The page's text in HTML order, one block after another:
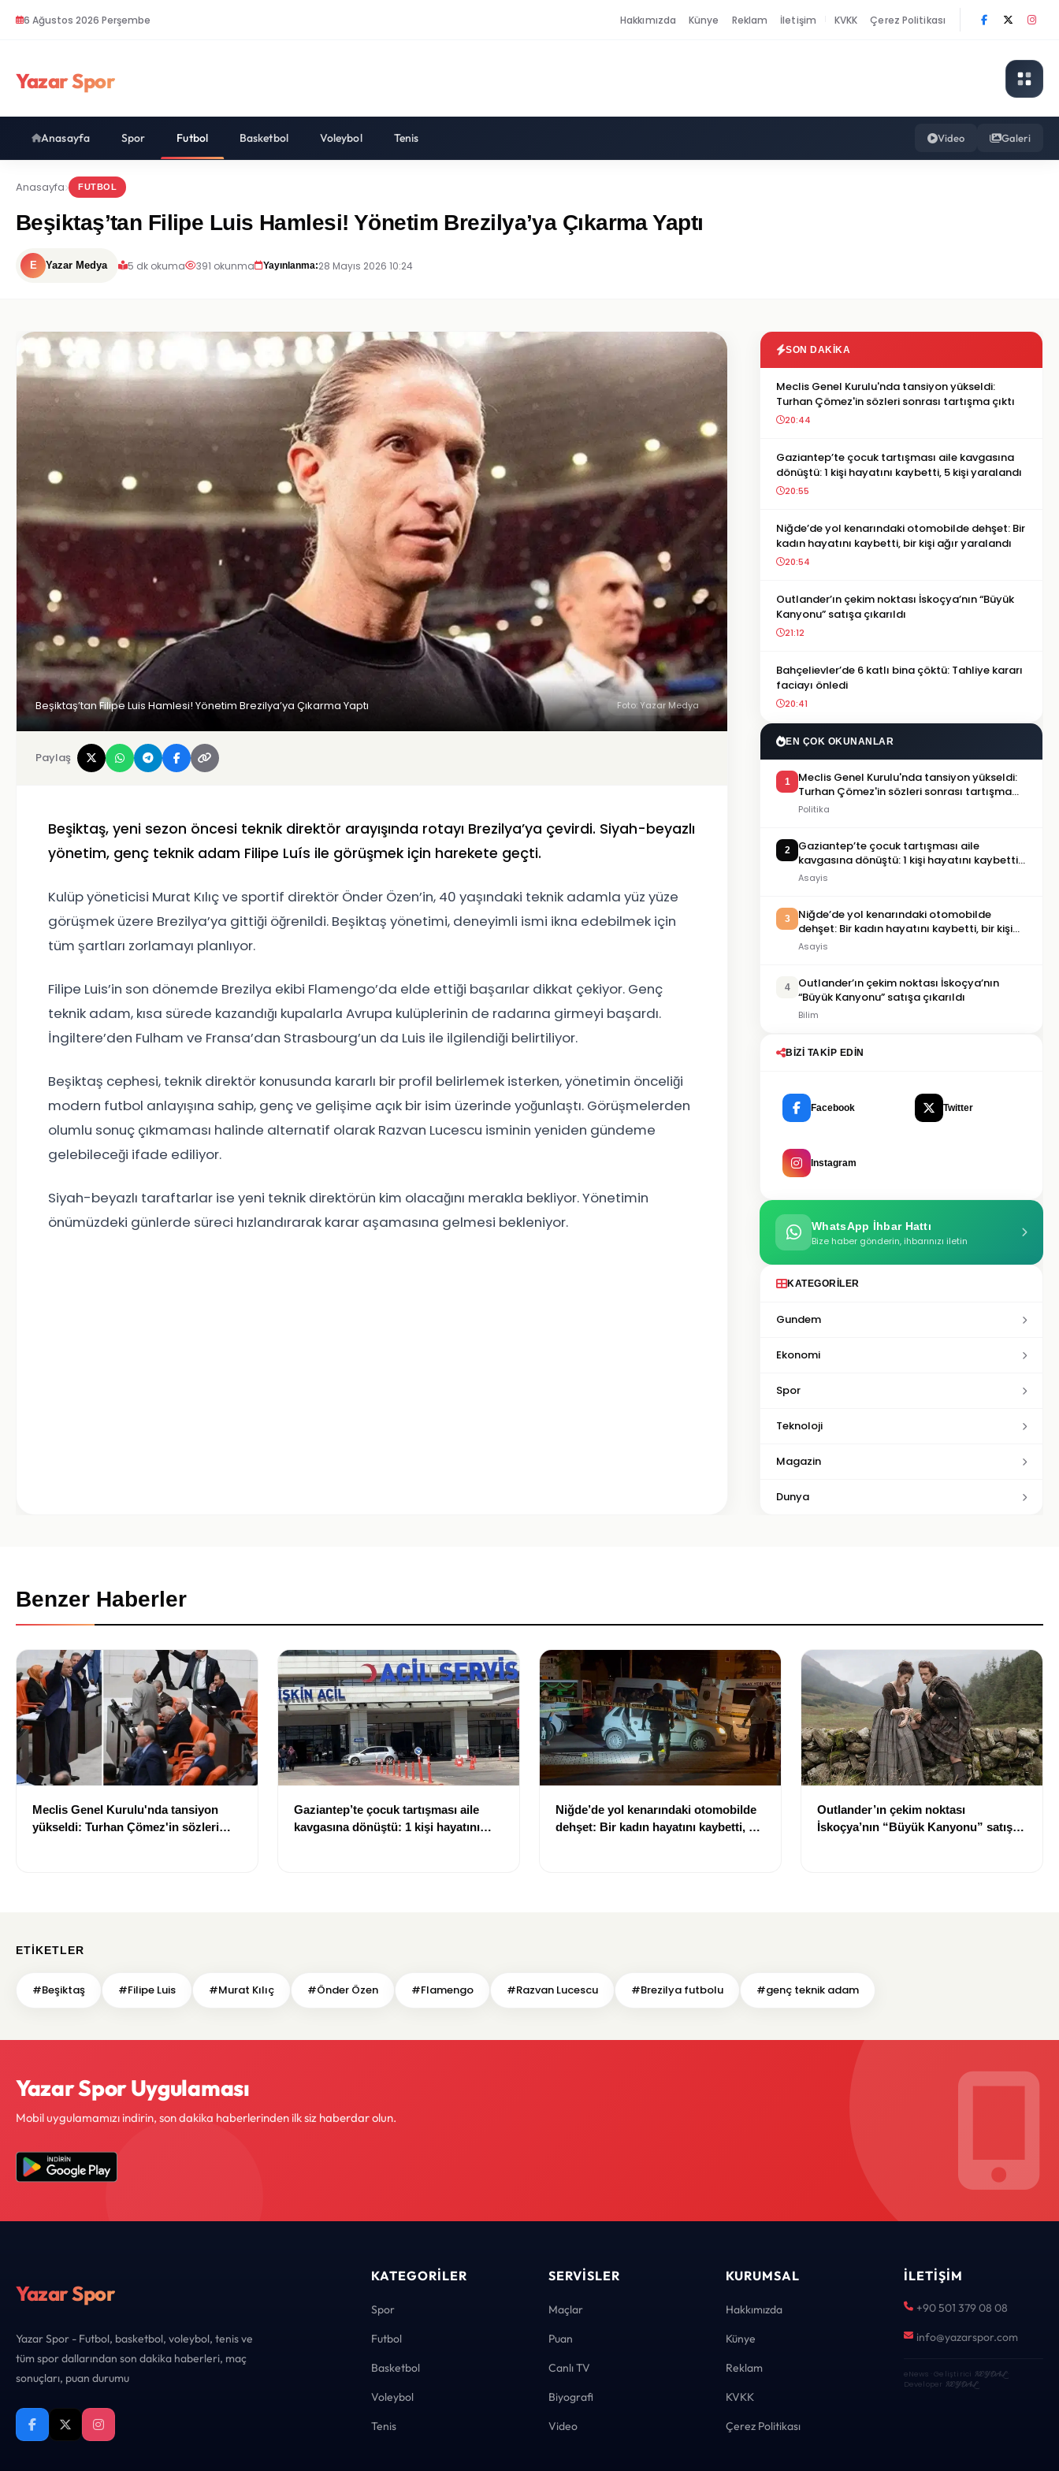
6 Ağustos 2026 Perşembe Hakkımızda Künye Reklam İletişim KVKK Çerez Politikası
Yazar Spor
Anasayfa Spor Futbol Basketbol Voleybol Tenis Video Galeri
Anasayfa FUTBOL
Beşiktaş’tan Filipe Luis Hamlesi! Yönetim Brezilya’ya Çıkarma Yaptı
E Yazar Medya 5 dk okuma 391 okunma Yayınlanma:28 Mayıs 2026 10:24
Beşiktaş’tan Filipe Luis Hamlesi! Yönetim Brezilya’ya Çıkarma Yaptı Foto: Yazar Medya
Paylaş
Beşiktaş, yeni sezon öncesi teknik direktör arayışında rotayı Brezilya’ya çevirdi. Siyah-beyazlı
yönetim, genç teknik adam Filipe Luís ile görüşmek için harekete geçti.
Kulüp yöneticisi Murat Kılıç ve sportif direktör Önder Özen’in, 40 yaşındaki teknik adamla yüz yüze
görüşmek üzere Brezilya’ya gittiği öğrenildi. Beşiktaş yönetimi, deneyimli ismi ikna edebilmek için
tüm şartları zorlamayı planlıyor.
Filipe Luis’in son dönemde Brezilya ekibi Flamengo’da elde ettiği başarılar dikkat çekiyor. Genç
teknik adam, kısa sürede kazandığı kupalarla Avrupa kulüplerinin de radarına girmeyi başardı.
İngiltere’den Fulham ve Fransa’dan Strasbourg’un da Luis ile ilgilendiği belirtiliyor.
Beşiktaş cephesi, teknik direktör konusunda kararlı bir profil belirlemek isterken, yönetimin önceliği
modern futbol anlayışına sahip, genç ve gelişime açık bir isim üzerinde yoğunlaştı. Görüşmelerden
olumlu sonuç çıkmaması halinde alternatif olarak Razvan Lucescu isminin yeniden gündeme
gelebileceği ifade ediliyor.
Siyah-beyazlı taraftarlar ise yeni teknik direktörün kim olacağını merakla bekliyor. Yönetimin
önümüzdeki günlerde süreci hızlandırarak karar aşamasına gelmesi bekleniyor.
SON DAKIKA
Meclis Genel Kurulu'nda tansiyon yükseldi:
Turhan Çömez'in sözleri sonrası tartışma çıktı
20:44
Gaziantep’te çocuk tartışması aile kavgasına
dönüştü: 1 kişi hayatını kaybetti, 5 kişi yaralandı
20:55
Niğde’de yol kenarındaki otomobilde dehşet: Bir
kadın hayatını kaybetti, bir kişi ağır yaralandı
20:54
Outlander’ın çekim noktası İskoçya’nın “Büyük
Kanyonu” satışa çıkarıldı
21:12
Bahçelievler’de 6 katlı bina çöktü: Tahliye kararı
faciayı önledi
20:41
EN ÇOK OKUNANLAR
1
Meclis Genel Kurulu'nda tansiyon yükseldi:
Turhan Çömez'in sözleri sonrası tartışma
çıktı
Politika
2
Gaziantep’te çocuk tartışması aile
kavgasına dönüştü: 1 kişi hayatını kaybetti,
5 kişi yaralandı
Asayis
3
Niğde’de yol kenarındaki otomobilde
dehşet: Bir kadın hayatını kaybetti, bir kişi
ağır yaralandı
Asayis
4
Outlander’ın çekim noktası İskoçya’nın
“Büyük Kanyonu” satışa çıkarıldı
Bilim
BIZI TAKIP EDIN
Facebook Twitter
Instagram
WhatsApp İhbar Hattı
Bize haber gönderin, ihbarınızı iletin
KATEGORILER
Gundem
Ekonomi
Spor
Teknoloji
Magazin
Dunya
Benzer Haberler
Meclis Genel Kurulu'nda tansiyon
yükseldi: Turhan Çömez'in sözleri
Gaziantep’te çocuk tartışması aile
kavgasına dönüştü: 1 kişi hayatını
Niğde’de yol kenarındaki otomobilde
dehşet: Bir kadın hayatını kaybetti, bir
Outlander’ın çekim noktası
İskoçya’nın “Büyük Kanyonu” satışa
ETIKETLER
#Beşiktaş #Filipe Luis #Murat Kılıç #Önder Özen #Flamengo #Razvan Lucescu #Brezilya futbolu #genç teknik adam
Yazar Spor Uygulaması
Mobil uygulamamızı indirin, son dakika haberlerinden ilk siz haberdar olun.
Yazar Spor
Yazar Spor - Futbol, basketbol, voleybol, tenis ve
tüm spor dallarından son dakika haberleri, maç
sonuçları, puan durumu
KATEGORILER
Spor
Futbol
Basketbol
Voleybol
Tenis
SERVISLER
Maçlar
Puan
Canlı TV
Biyografi
Video
KURUMSAL
Hakkımızda
Künye
Reklam
KVKK
Çerez Politikası
İLETIŞIM
+90 501 379 08 08
info@yazarspor.com
eNews · Geliştirici KEYDAL·
Developer KEYDAL